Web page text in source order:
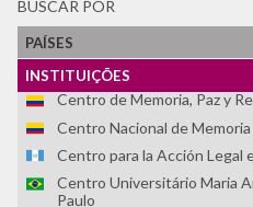
BUSCAR POR
PAÍSES
INSTITUIÇÕES
Sociales
Centro de la Memoria
Centro de Memoria, Paz y
Centro de Memoria, Paz y
Centro Nacional de
Centro para la Acción Legal
Centro Universitário Maria
Paulo